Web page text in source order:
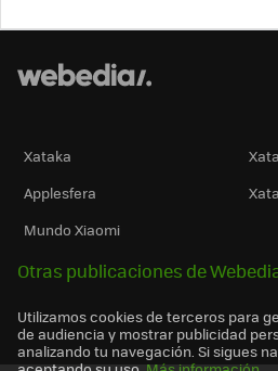
Xataka
Applesfera
Mundo Xiaomi
Otras publicaciones de
Utilizamos cookies de terceros para
de audiencia y mostrar publicidad
analizando tu navegación. Si sigues